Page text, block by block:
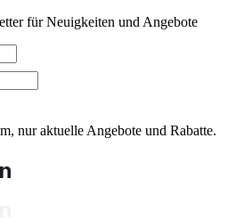
für Neuigkeiten und Angebote
nur aktuelle Angebote und Rabatte.